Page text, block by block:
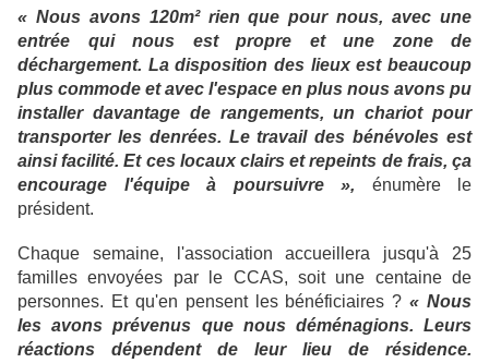
« Nous avons 120m² rien que pour nous, avec une
entrée qui nous est propre et une zone de
déchargement. La disposition des lieux est beaucoup
plus commode et avec l'espace en plus nous avons pu
installer davantage de rangements, un chariot pour
transporter les denrées. Le travail des bénévoles est
ainsi facilité. Et ces locaux clairs et repeints de frais, ça
encourage l'équipe à poursuivre », énumère le
président.
Chaque semaine, l'association accueillera jusqu'à 25
familles envoyées par le CCAS, soit une centaine de
personnes. Et qu'en pensent les bénéficiaires ?« Nous
les avons prévenus que nous déménagions. Leurs
réactions dépendent de leur lieu de résidence.